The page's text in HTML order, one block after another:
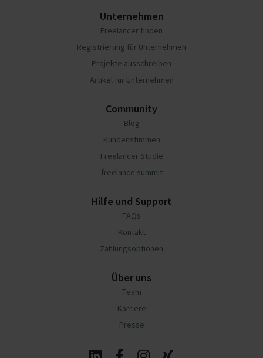
Unternehmen
Freelancer finden
Registrierung für Unternehmen
Projekte ausschreiben
Artikel für Unternehmen
Community
Blog
Kundenstimmen
Freelancer Studie
freelance summit
Hilfe und Support
FAQs
Kontakt
Zahlungsoptionen
Über uns
Team
Karriere
Presse